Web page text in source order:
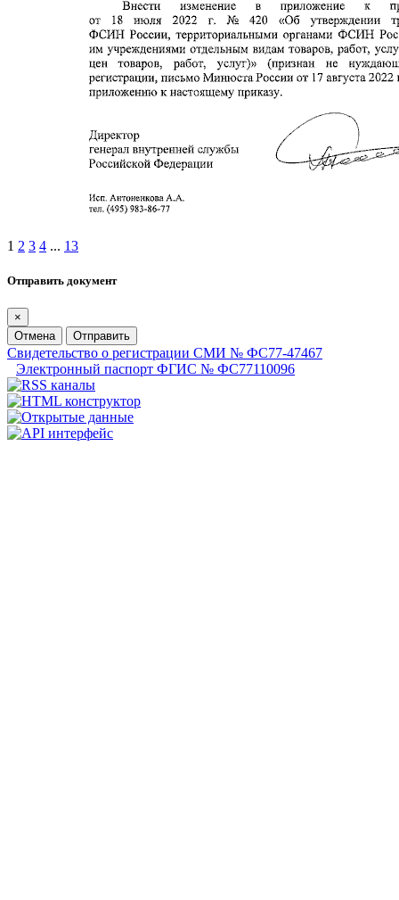
1 2 3 4 ... 13
Отправить документ
×
Отмена
Отправить
Свидетельство о регистрации СМИ № ФС77-47467
Электронный паспорт ФГИС № ФС77110096